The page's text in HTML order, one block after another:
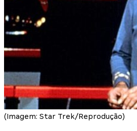
(Imagem: Star Trek/Reprodução)